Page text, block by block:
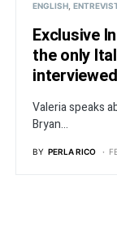
ENGLISH
Exclusive
the only
Valeria speaks
Bryan...
BY PERLA RICO